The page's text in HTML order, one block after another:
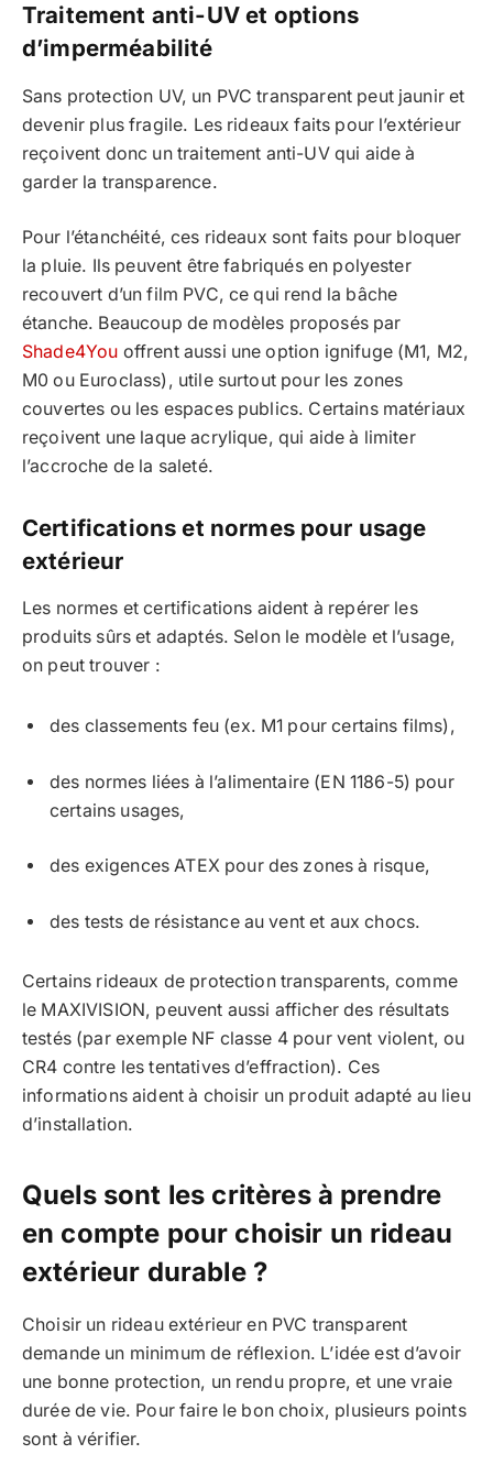
Traitement anti-UV et options
d’imperméabilité
Sans protection UV, un PVC transparent peut jaunir et
devenir plus fragile. Les rideaux faits pour l’extérieur
reçoivent donc un traitement anti-UV qui aide à
garder la transparence.
Pour l’étanchéité, ces rideaux sont faits pour bloquer
la pluie. Ils peuvent être fabriqués en polyester
recouvert d’un film PVC, ce qui rend la bâche
étanche. Beaucoup de modèles proposés par
Shade4You offrent aussi une option ignifuge (M1, M2,
M0 ou Euroclass), utile surtout pour les zones
couvertes ou les espaces publics. Certains matériaux
reçoivent une laque acrylique, qui aide à limiter
l’accroche de la saleté.
Certifications et normes pour usage
extérieur
Les normes et certifications aident à repérer les
produits sûrs et adaptés. Selon le modèle et l’usage,
on peut trouver :
des classements feu (ex. M1 pour certains films),
des normes liées à l’alimentaire (EN 1186-5) pour
certains usages,
des exigences ATEX pour des zones à risque,
des tests de résistance au vent et aux chocs.
Certains rideaux de protection transparents, comme
le MAXIVISION, peuvent aussi afficher des résultats
testés (par exemple NF classe 4 pour vent violent, ou
CR4 contre les tentatives d’effraction). Ces
informations aident à choisir un produit adapté au lieu
d’installation.
Quels sont les critères à prendre
en compte pour choisir un rideau
extérieur durable ?
Choisir un rideau extérieur en PVC transparent
demande un minimum de réflexion. L’idée est d’avoir
une bonne protection, un rendu propre, et une vraie
durée de vie. Pour faire le bon choix, plusieurs points
sont à vérifier.